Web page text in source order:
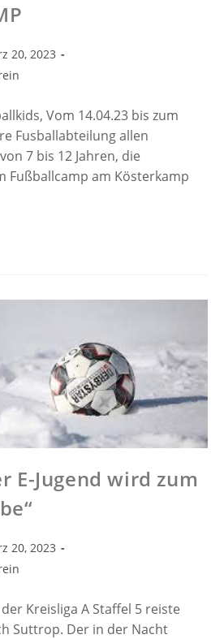
20, 2023
Vom 14.04.23 bis zum
Fusballabteilung allen
7 bis 12 Jahren, die
Fußballcamp am Kösterkamp
E-Jugend wird zum
20, 2023
Kreisliga A Staffel 5 reiste
Suttrop. Der in der Nacht